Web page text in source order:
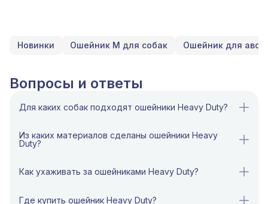
Новинки Ошейник M для собак Ошейник для
Вопросы и ответы
Для каких собак подходят ошейники Heavy Duty?
очередь для крупных, сильных и активных собак,
которым требуется повышенная прочность и
надёжный контроль. Они хорошо подходят для
для собак, которые активно тянут поводок или ведут
подвижный образ жизни.
использоваться для маленьких собак — благодаря
Из каких материалов сделаны ошейники Heavy
Duty?
промышленной полиэфирной стропы, рассчитанной
на высокие нагрузки и активное использование в
влаге и погодным воздействиям.
Как ухаживать за ошейниками Heavy Duty?
легко очищаются от загрязнений после прогулок или
Где купить ошейник Heavy Duty?